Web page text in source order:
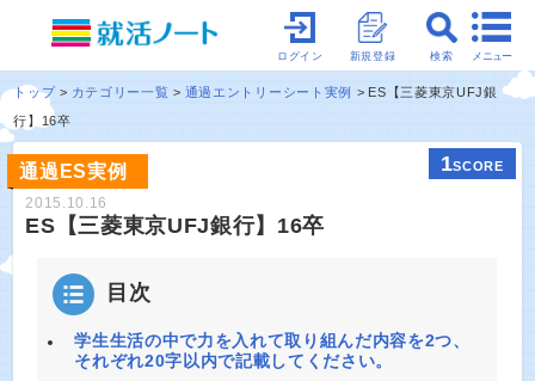
メニュー
検索
新規登録
ログイン
トップ カテゴリー一覧 通過エントリーシート実例
ES【三菱東京UFJ銀
行】16卒
通過ES実例 1SCORE
2015.10.16
ES【三菱東京UFJ銀行】16卒
目次
学生生活の中で力を入れて取り組んだ内容を2つ、
それぞれ20字以内で記載してください。